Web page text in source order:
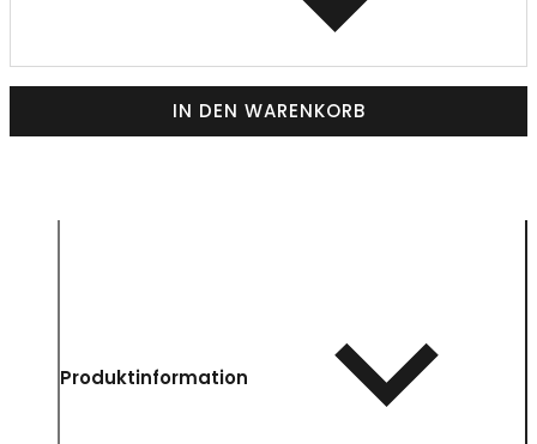
IN DEN WARENKORB
Produktinformation